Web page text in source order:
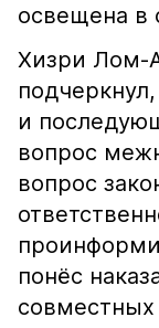
освещена в
Хизри Лом-
и
вопрос
вопрос
понёс